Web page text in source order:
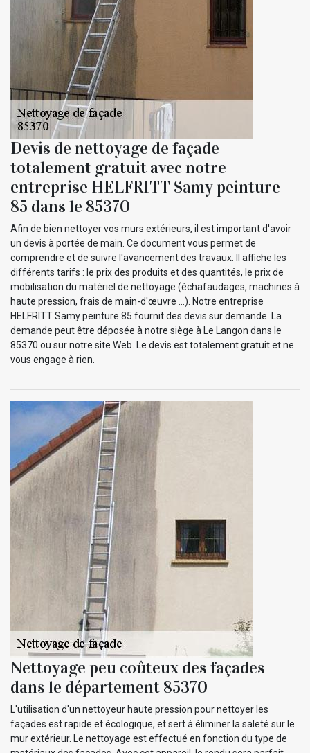
Devis de nettoyage de façade
totalement gratuit avec notre
entreprise HELFRITT Samy peinture
85 dans le 85370
Afin de bien nettoyer vos murs extérieurs, il est important d'avoir
un devis à portée de main. Ce document vous permet de
comprendre et de suivre l'avancement des travaux. Il affiche les
différents tarifs : le prix des produits et des quantités, le prix de
mobilisation du matériel de nettoyage (échafaudages, machines à
haute pression, frais de main-d'œuvre ...). Notre entreprise
HELFRITT Samy peinture 85 fournit des devis sur demande. La
demande peut être déposée à notre siège à Le Langon dans le
85370 ou sur notre site Web. Le devis est totalement gratuit et ne
vous engage à rien.
Nettoyage peu coûteux des façades
dans le département 85370
L'utilisation d'un nettoyeur haute pression pour nettoyer les
façades est rapide et écologique, et sert à éliminer la saleté sur le
mur extérieur. Le nettoyage est effectué en fonction du type de